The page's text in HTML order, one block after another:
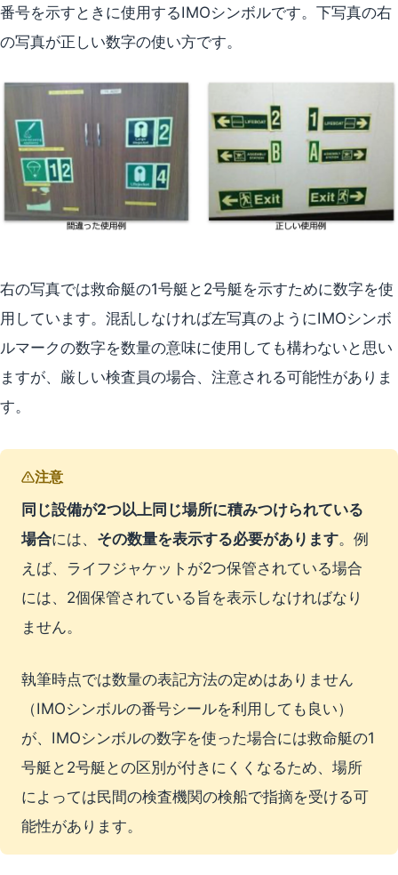
番号を示すときに使用するIMOシンボルです。下写真の右
の写真が正しい数字の使い方です。
右の写真では救命艇の1号艇と2号艇を示すために数字を使
用しています。混乱しなければ左写真のようにIMOシンボ
ルマークの数字を数量の意味に使用しても構わないと思い
ますが、厳しい検査員の場合、注意される可能性がありま
す。
注意
同じ設備が2つ以上同じ場所に積みつけられている
場合には、 その数量を表示する必要があります。例
えば、ライフジャケットが2つ保管されている場合
には、2個保管されている旨を表示しなければなり
ません。
執筆時点では数量の表記方法の定めはありません
（IMOシンボルの番号シールを利用しても良い）
が、IMOシンボルの数字を使った場合には救命艇の1
号艇と2号艇との区別が付きにくくなるため、場所
によっては民間の検査機関の検船で指摘を受ける可
能性があります。